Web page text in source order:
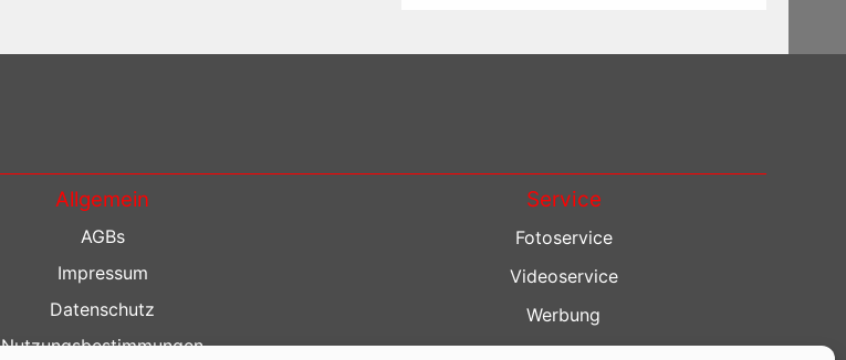
Allgemein
AGBs
Impressum
Datenschutz
Nutzungsbestimmungen
Service
Fotoservice
Videoservice
Werbung